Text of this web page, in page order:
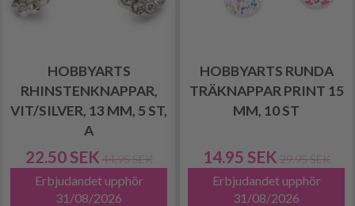
HOBBYARTS
RHINSTENKNAPPAR,
VIT/SILVER, 13 MM, 5 ST,
A
22.50 SEK 44.95 SEK
Erbjudandet upphör
31/08/2026
HOBBYARTS RUNDA
TRÄKNAPPAR PRINT 15
MM, 10 ST
14.95 SEK 29.95 SEK
Erbjudandet upphör
31/08/2026